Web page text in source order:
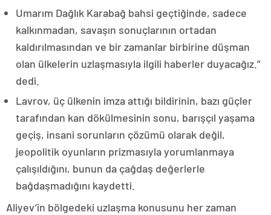
Umarım Dağlık Karabağ bahsi geçtiğinde, sadece
kalkınmadan, savaşın sonuçlarının ortadan
kaldırılmasından ve bir zamanlar birbirine düşman
olan ülkelerin uzlaşmasıyla ilgili haberler duyacağız.”
dedi.
Lavrov, üç ülkenin imza attığı bildirinin, bazı güçler
tarafından kan dökülmesinin sonu, barışçıl yaşama
geçiş, insani sorunların çözümü olarak değil,
jeopolitik oyunların prizmasıyla yorumlanmaya
çalışıldığını, bunun da çağdaş değerlerle
bağdaşmadığını kaydetti.
Aliyev’in bölgedeki uzlaşma konusunu her zaman